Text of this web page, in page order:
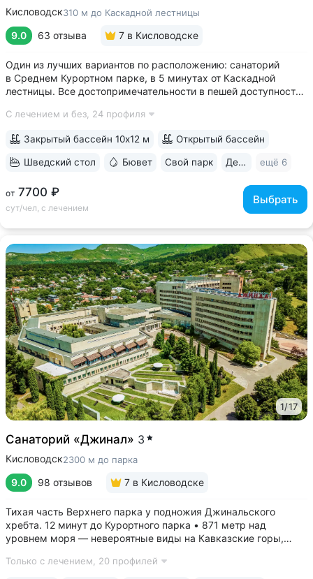
Кисловодск310 м до Каскадной лестницы
9.0 63 отзыва 7 в Кисловодске
Один из лучших вариантов по расположению: санаторий
в Среднем Курортном парке, в 5 минутах от Каскадной
лестницы. Все достопримечательности в пешей доступности
переходит в Курортный парк, к терренкурам № 3 и № 2Б •
С лечением и без, 24 профиля
от 7700 ₽
сут/чел, с лечением
Выбрать
Закрытый бассейн 10х12 м Открытый бассейн
Шведский стол Бювет Свой парк Дети с 2 лет ещё 6
1/17
Санаторий «Джинал» 3
Кисловодск2300 м до парка
9.0 98 отзывов 7 в Кисловодске
Тихая часть Верхнего парка у подножия Джинальского
хребта. 12 минут до Курортного парка • 871 метр над
уровнем моря ­— невероятные виды на Кавказские горы,
расположены лучшие смотровые площадки Кисловодска •
Только с лечением, 20 профилей